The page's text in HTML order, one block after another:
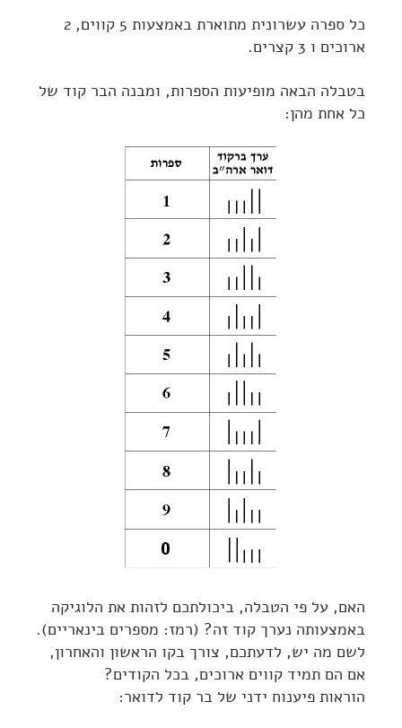
כל ספרה עשרונית מתוארת באמצעות 5 קווים, 2
ארוכים ו 3 קצרים.
בטבלה הבאה מופיעות הספרות, ומבנה הבר קוד של
כל אחת מהן:
האם, על פי הטבלה, ביכולתכם לזהות את הלוגיקה
באמצעותה נערך קוד זה? (רמז: מספרים בינאריים).
לשם מה יש, לדעתכם, צורך בקו הראשון והאחרון,
אם הם תמיד קווים ארוכים, בכל הקודים?
הוראות פיענוח ידני של בר קוד לדואר: